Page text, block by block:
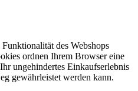
des Webshops
ordnen Ihrem Browser eine
ungehindertes Einkaufserlebnis
gewährleistet werden kann.